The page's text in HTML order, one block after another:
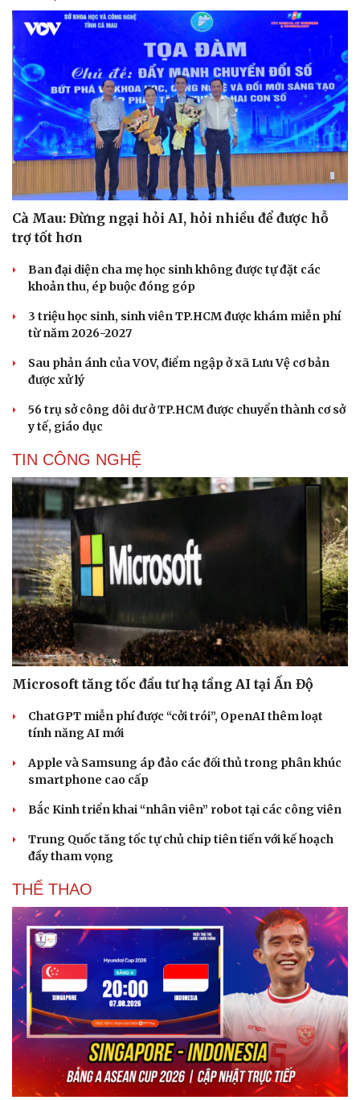
Du lịch
Tư vấn
Săn Tour
Podcast
Câu chuyện thời sự
Đọc truyện đêm khuya
Kể chuyện cho bé
Cà Mau: Đừng ngại hỏi AI, hỏi nhiều để được hỗ
trợ tốt hơn
Ban đại diện cha mẹ học sinh không được tự đặt các
khoản thu, ép buộc đóng góp
3 triệu học sinh, sinh viên TP.HCM được khám miễn phí
từ năm 2026-2027
Sau phản ánh của VOV, điểm ngập ở xã Lưu Vệ cơ bản
được xử lý
56 trụ sở công dôi dư ở TP.HCM được chuyển thành cơ sở
y tế, giáo dục
TIN CÔNG NGHỆ
Microsoft tăng tốc đầu tư hạ tầng AI tại Ấn Độ
ChatGPT miễn phí được “cởi trói”, OpenAI thêm loạt
tính năng AI mới
Apple và Samsung áp đảo các đối thủ trong phân khúc
smartphone cao cấp
Bắc Kinh triển khai “nhân viên” robot tại các công viên
Trung Quốc tăng tốc tự chủ chip tiên tiến với kế hoạch
đầy tham vọng
THỂ THAO